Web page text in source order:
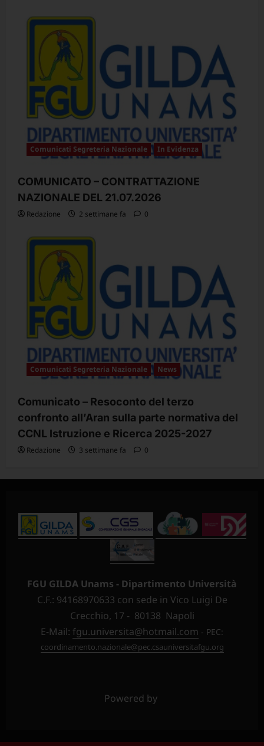
Comunicati Segreteria Nazionale In Evidenza
COMUNICATO – CONTRATTAZIONE
NAZIONALE DEL 21.07.2026
Redazione 2 settimane fa 0
Comunicati Segreteria Nazionale News
Comunicato – Resoconto del terzo
confronto all’Aran sulla parte normativa del
CCNL Istruzione e Ricerca 2025-2027
Redazione 3 settimane fa 0
FGU GILDA Unams - Dipartimento Università
C.F.: 94168970633 con sede in Vico Luigi De
Crecchio, 17 - 80138 Napoli
E-Mail: fgu.universita@hotmail.com - PEC:
coordinamento.nazionale@pec.csauniversitafgu.org
Powered by